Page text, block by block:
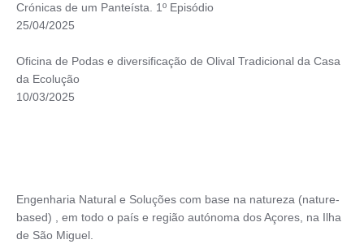
Crónicas de um Panteísta. 1º Episódio
25/04/2025
Oficina de Podas e diversificação de Olival Tradicional da Casa
da Ecolução
10/03/2025
Engenharia Natural e Soluções com base na natureza (nature-
based) , em todo o país e região autónoma dos Açores, na Ilha
de São Miguel.